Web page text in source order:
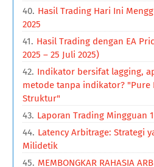
Hasil Trading Hari Ini
2025
Hasil Trading dengan EA
2025 – 25 Juli 2025)
Indikator bersifat lagging,
metode tanpa indikator? "Pure
Struktur"
Laporan Trading Mingguan
Latency Arbitrage: Strategi
Milidetik
MEMBONGKAR RAHASIA